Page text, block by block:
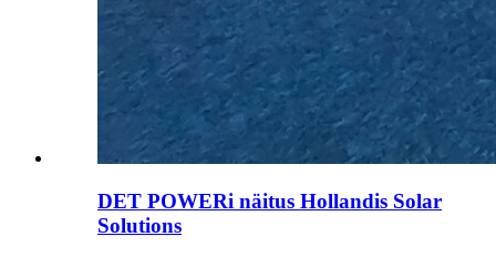
DET POWERi näitus Hollandis Solar
Solutions